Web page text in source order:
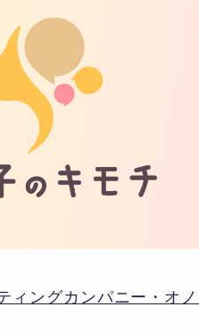
ィングカンパニー・オ